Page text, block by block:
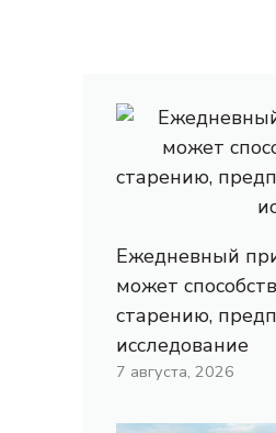
Ежедневный
может
старению,
исследование
7 августа, 2026